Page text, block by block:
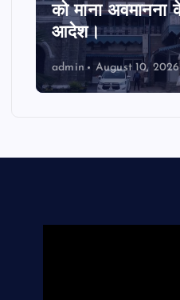
को माना अवमानना
आदेश।
admin August 10, 2026